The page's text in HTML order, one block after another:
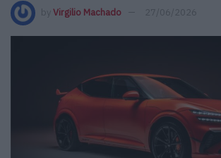
by Virgilio Machado 27/06/2026